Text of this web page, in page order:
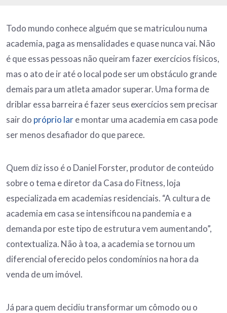
Todo mundo conhece alguém que se matriculou numa
academia, paga as mensalidades e quase nunca vai. Não
é que essas pessoas não queiram fazer exercícios físicos,
mas o ato de ir até o local pode ser um obstáculo grande
demais para um atleta amador superar. Uma forma de
driblar essa barreira é fazer seus exercícios sem precisar
sair do próprio lare montar uma academia em casa pode
ser menos desafiador do que parece.
Quem diz isso é o Daniel Forster, produtor de conteúdo
sobre o tema e diretor da Casa do Fitness, loja
especializada em academias residenciais. “A cultura de
academia em casa se intensificou na pandemia e a
demanda por este tipo de estrutura vem aumentando”,
contextualiza. Não à toa, a academia se tornou um
diferencial oferecido pelos condomínios na hora da
venda de um imóvel.
Já para quem decidiu transformar um cômodo ou o